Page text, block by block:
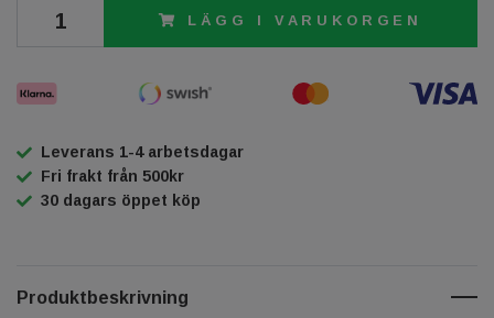
LÄGG I VARUKORGEN
Leverans 1-4 arbetsdagar
Fri frakt från 500kr
30 dagars öppet köp
Produktbeskrivning